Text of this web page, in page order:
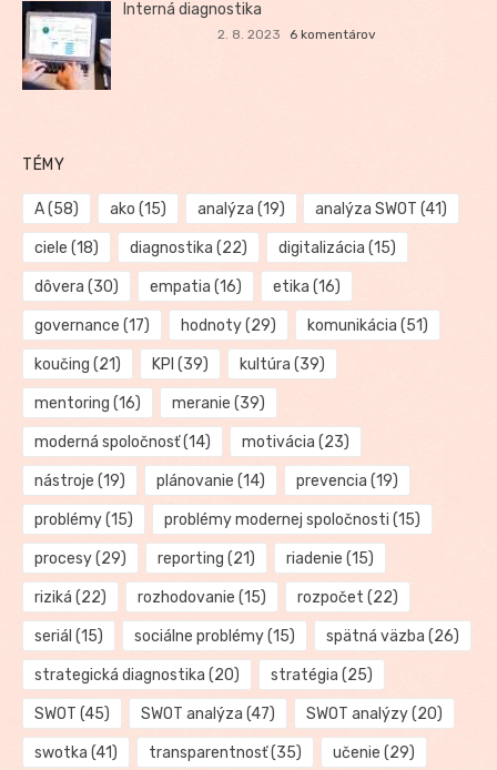
Interná diagnostika
2. 8. 2023 6 komentárov
TÉMY
A(58) ako (15) analýza (19) analýza SWOT (41)
ciele (18) diagnostika (22) digitalizácia (15)
dôvera (30) empatia (16) etika (16)
governance (17) hodnoty(29) komunikácia (51)
koučing (21) KPI (39) kultúra (39)
mentoring (16) meranie (39)
moderná spoločnosť(14) motivácia (23)
nástroje (19) plánovanie (14) prevencia (19)
problémy(15) problémy modernej spoločnosti (15)
procesy(29) reporting (21) riadenie (15)
riziká (22) rozhodovanie (15) rozpočet (22)
seriál (15) sociálne problémy(15) spätná väzba (26)
strategická diagnostika (20) stratégia (25)
SWOT (45) SWOT analýza (47) SWOT analýzy(20)
swotka (41) transparentnosť(35) učenie (29)